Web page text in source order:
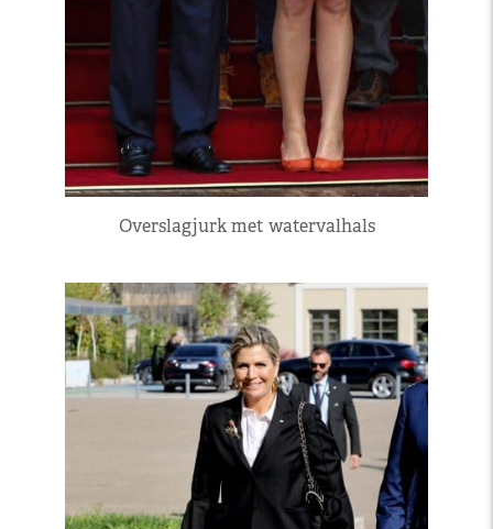
Overslagjurk met watervalhals